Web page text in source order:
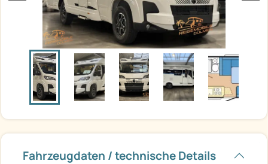
Fahrzeugdaten / technische Details